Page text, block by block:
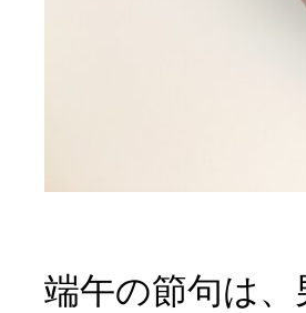
端午の節句は